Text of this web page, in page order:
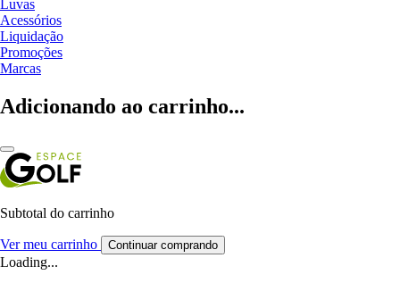
Luvas
Acessórios
Liquidação
Promoções
Marcas
Adicionando ao carrinho...
Subtotal do carrinho
Ver meu carrinho Continuar comprando
Loading...